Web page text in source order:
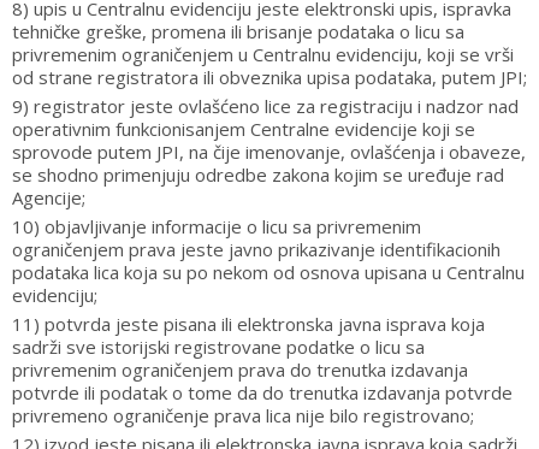
8) upis u Centralnu evidenciju jeste elektronski upis, ispravka
tehničke greške, promena ili brisanje podataka o licu sa
privremenim ograničenjem u Centralnu evidenciju, koji se vrši
od strane registratora ili obveznika upisa podataka, putem JPI;
9) registrator jeste ovlašćeno lice za registraciju i nadzor nad
operativnim funkcionisanjem Centralne evidencije koji se
sprovode putem JPI, na čije imenovanje, ovlašćenja i obaveze,
se shodno primenjuju odredbe zakona kojim se uređuje rad
Agencije;
10) objavljivanje informacije o licu sa privremenim
ograničenjem prava jeste javno prikazivanje identifikacionih
podataka lica koja su po nekom od osnova upisana u Centralnu
evidenciju;
11) potvrda jeste pisana ili elektronska javna isprava koja
sadrži sve istorijski registrovane podatke o licu sa
privremenim ograničenjem prava do trenutka izdavanja
potvrde ili podatak o tome da do trenutka izdavanja potvrde
privremeno ograničenje prava lica nije bilo registrovano;
12) izvod jeste pisana ili elektronska javna isprava koja sadrži